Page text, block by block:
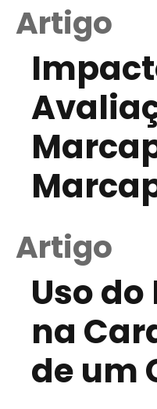
Artigo
Artigo
Uso
na
de um